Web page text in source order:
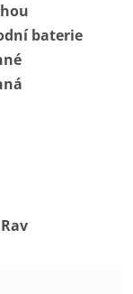
baterie